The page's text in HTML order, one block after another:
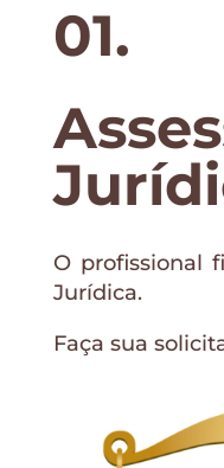
01.
O profissional
Jurídica.
Faça sua